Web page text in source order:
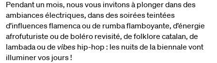
Pendant un mois, nous vous invitons à plonger dans des
ambiances électriques, dans des soirées teintées
d’influences flamenca ou de rumba flamboyante, d’énergie
afrofuturiste ou de boléro revisité, de folklore catalan, de
lambada ou de vibes hip-hop : les nuits de la biennale vont
illuminer vos jours !